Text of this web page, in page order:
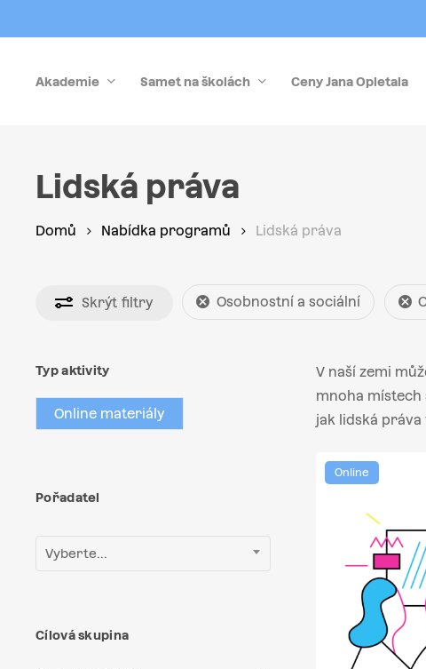
to
contentAkademie Samet na školách Ceny Jana Opletala
Lidská práva
Domů Nabídka programů Lidská práva
Skrýt filtry Osobnostní a sociální
Typ aktivity
Online materiály
Pořadatel
Vyberte...
Cílová skupina
V naší zemi
mnoha místech
jak lidská práva
Online